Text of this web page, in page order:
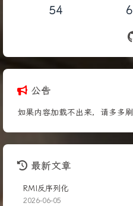
54
公告
如果内容加载不出来，请多多
最新文章
RMI反序列化
2026-06-05